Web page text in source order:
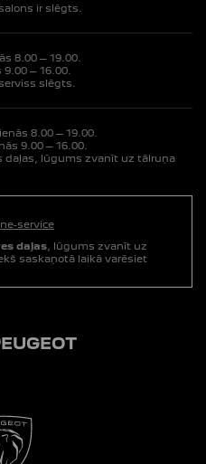
ir slēgts.
8.00 – 19.00.
– 16.00.
slēgts.
8.00 – 19.00.
9.00 – 16.00.
daļas, lūgums zvanīt uz tālruņa
service
daļas, lūgums zvanīt uz
saskaņotā laikā varēsiet